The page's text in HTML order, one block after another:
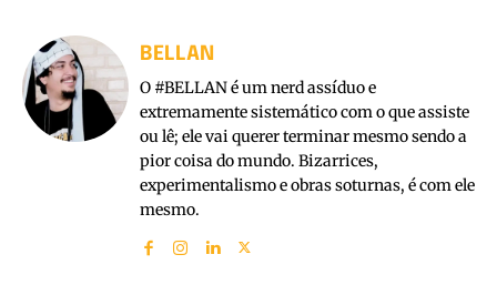
BELLAN
O #BELLAN é um nerd assíduo e
extremamente sistemático com o que assiste
ou lê; ele vai querer terminar mesmo sendo a
pior coisa do mundo. Bizarrices,
experimentalismo e obras soturnas, é com ele
mesmo.